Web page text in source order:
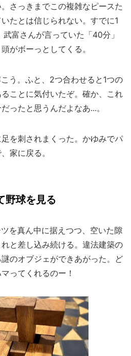
さっきまでこの複雑なピースた
たとは信じられない。すでに1
富さんが言っていた「40分」
がボーっとしてくる。
う。ふと、2つ合わせると1つの
ことに気付いたぞ。確か、これ
ったと思うんだよなあ...。
を刺されまくった。かゆみでパ
家に戻る。
野球を見る
を真ん中に据えつつ、空いた隙
と差し込み続ける。違法建築の
のオブジェができあがった。ど
ってくれるのー！